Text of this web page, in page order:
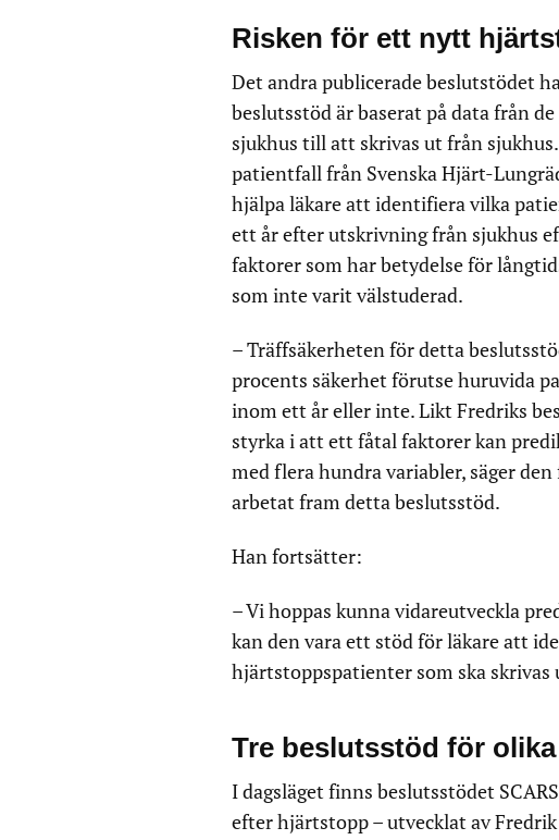
Risken för ett nytt
Det andra publicerade beslutstödet
beslutsstöd är baserat på data från
sjukhus till att skrivas ut från
patientfall från Svenska Hjärt-
hjälpa läkare att identifiera vilka
ett år efter utskrivning från sjukhus
faktorer som har betydelse för
som inte varit välstuderad.
– Träffsäkerheten för detta
procents säkerhet förutse huruvida
inom ett år eller inte. Likt Fredriks
styrka i att ett fåtal faktorer kan
med flera hundra variabler, säger
arbetat fram detta beslutsstöd.
Han fortsätter:
– Vi hoppas kunna vidareutveckla
kan den vara ett stöd för läkare att
hjärtstoppspatienter som ska skrivas
Tre beslutsstöd för
I dagsläget finns beslutsstödet
efter hjärtstopp – utvecklat av